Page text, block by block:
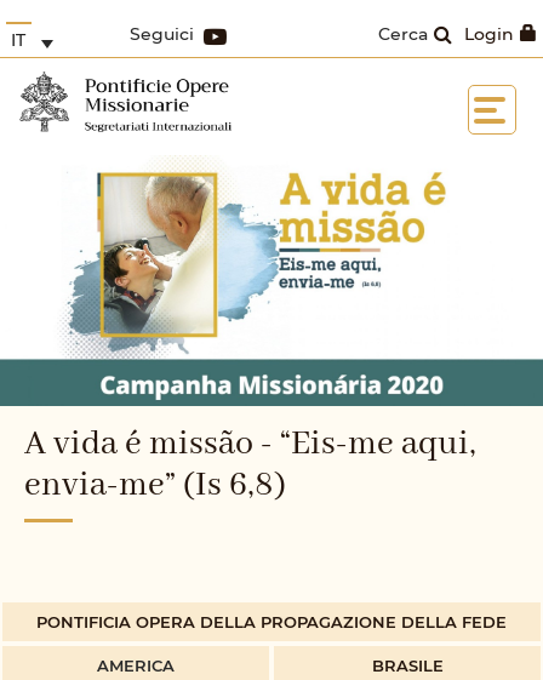
Login
Cerca
Seguici
IT
A vida é missão - “Eis-me aqui,
envia-me” (Is 6,8)
PONTIFICIA OPERA DELLA PROPAGAZIONE DELLA FEDE
AMERICA BRASILE